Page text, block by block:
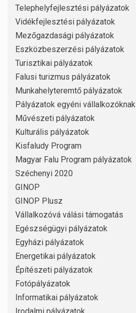
Telephelyfejlesztési pályázatok
Vidékfejlesztési pályázatok
Mezőgazdasági pályázatok
Eszközbeszerzési pályázatok
Turisztikai pályázatok
Falusi turizmus pályázatok
Munkahelyteremtő pályázatok
Pályázatok egyéni vállalkozóknak
Művészeti pályázatok
Kulturális pályázatok
Kisfaludy Program
Magyar Falu Program pályázatok
Széchenyi 2020
GINOP
GINOP Plusz
Vállalkozóvá válási támogatás
Egészségügyi pályázatok
Egyházi pályázatok
Energetikai pályázatok
Építészeti pályázatok
Fotópályázatok
Informatikai pályázatok